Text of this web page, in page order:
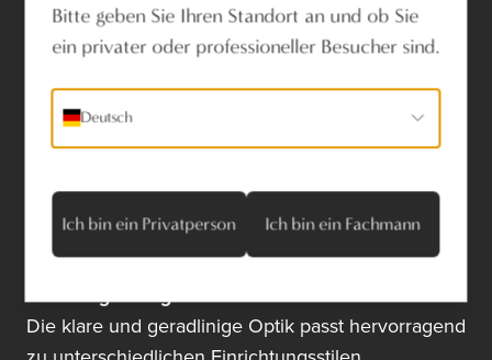
3. Einrichtungstrend #3:
schwarze Akzente für
einen klaren Look
Schwarze Fensterbeschläge verleihen Ihrer
Wohnung eine gewisse Tiefe.
Die klare und geradlinige Optik passt hervorragend
Bitte geben Sie Ihren Standort an und ob Sie
ein privater oder professioneller Besucher sind.
Deutsch
Ich bin ein Privatperson Ich bin ein Fachmann